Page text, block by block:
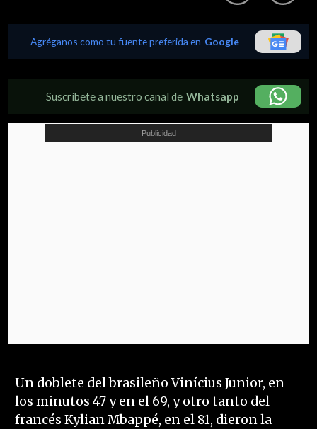
Agréganos como tu fuente preferida en Google
Suscríbete a nuestro canal de Whatsapp
Un doblete del brasileño Vinícius Junior, en
los minutos 47 y en el 69, y otro tanto del
francés Kylian Mbappé, en el 81, dieron la